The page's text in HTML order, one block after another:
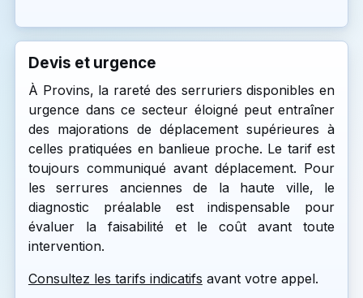
Devis et urgence
À Provins, la rareté des serruriers disponibles en
urgence dans ce secteur éloigné peut entraîner
des majorations de déplacement supérieures à
celles pratiquées en banlieue proche. Le tarif est
toujours communiqué avant déplacement. Pour
les serrures anciennes de la haute ville, le
diagnostic préalable est indispensable pour
évaluer la faisabilité et le coût avant toute
intervention.
Consultez les tarifs indicatifs avant votre appel.